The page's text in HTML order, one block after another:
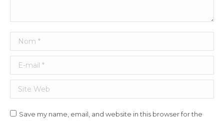
Nom *
E-mail *
Site Web
Save my name, email, and website in this browser for the